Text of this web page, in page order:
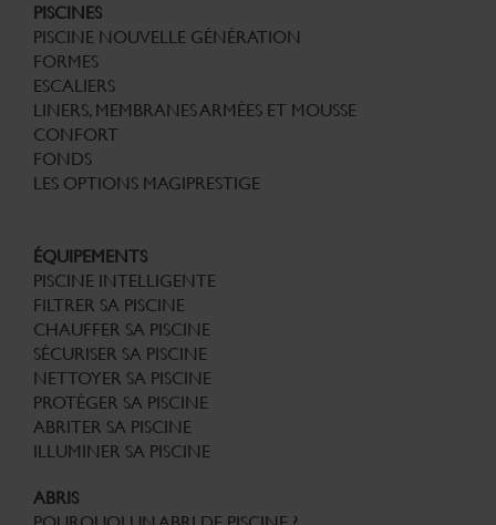
PISCINES
PISCINE NOUVELLE GÉNÉRATION
FORMES
ESCALIERS
LINERS, MEMBRANES ARMÉES ET MOUSSE
CONFORT
FONDS
LES OPTIONS MAGIPRESTIGE
ÉQUIPEMENTS
PISCINE INTELLIGENTE
FILTRER SA PISCINE
CHAUFFER SA PISCINE
SÉCURISER SA PISCINE
NETTOYER SA PISCINE
PROTÉGER SA PISCINE
ABRITER SA PISCINE
ILLUMINER SA PISCINE
ABRIS